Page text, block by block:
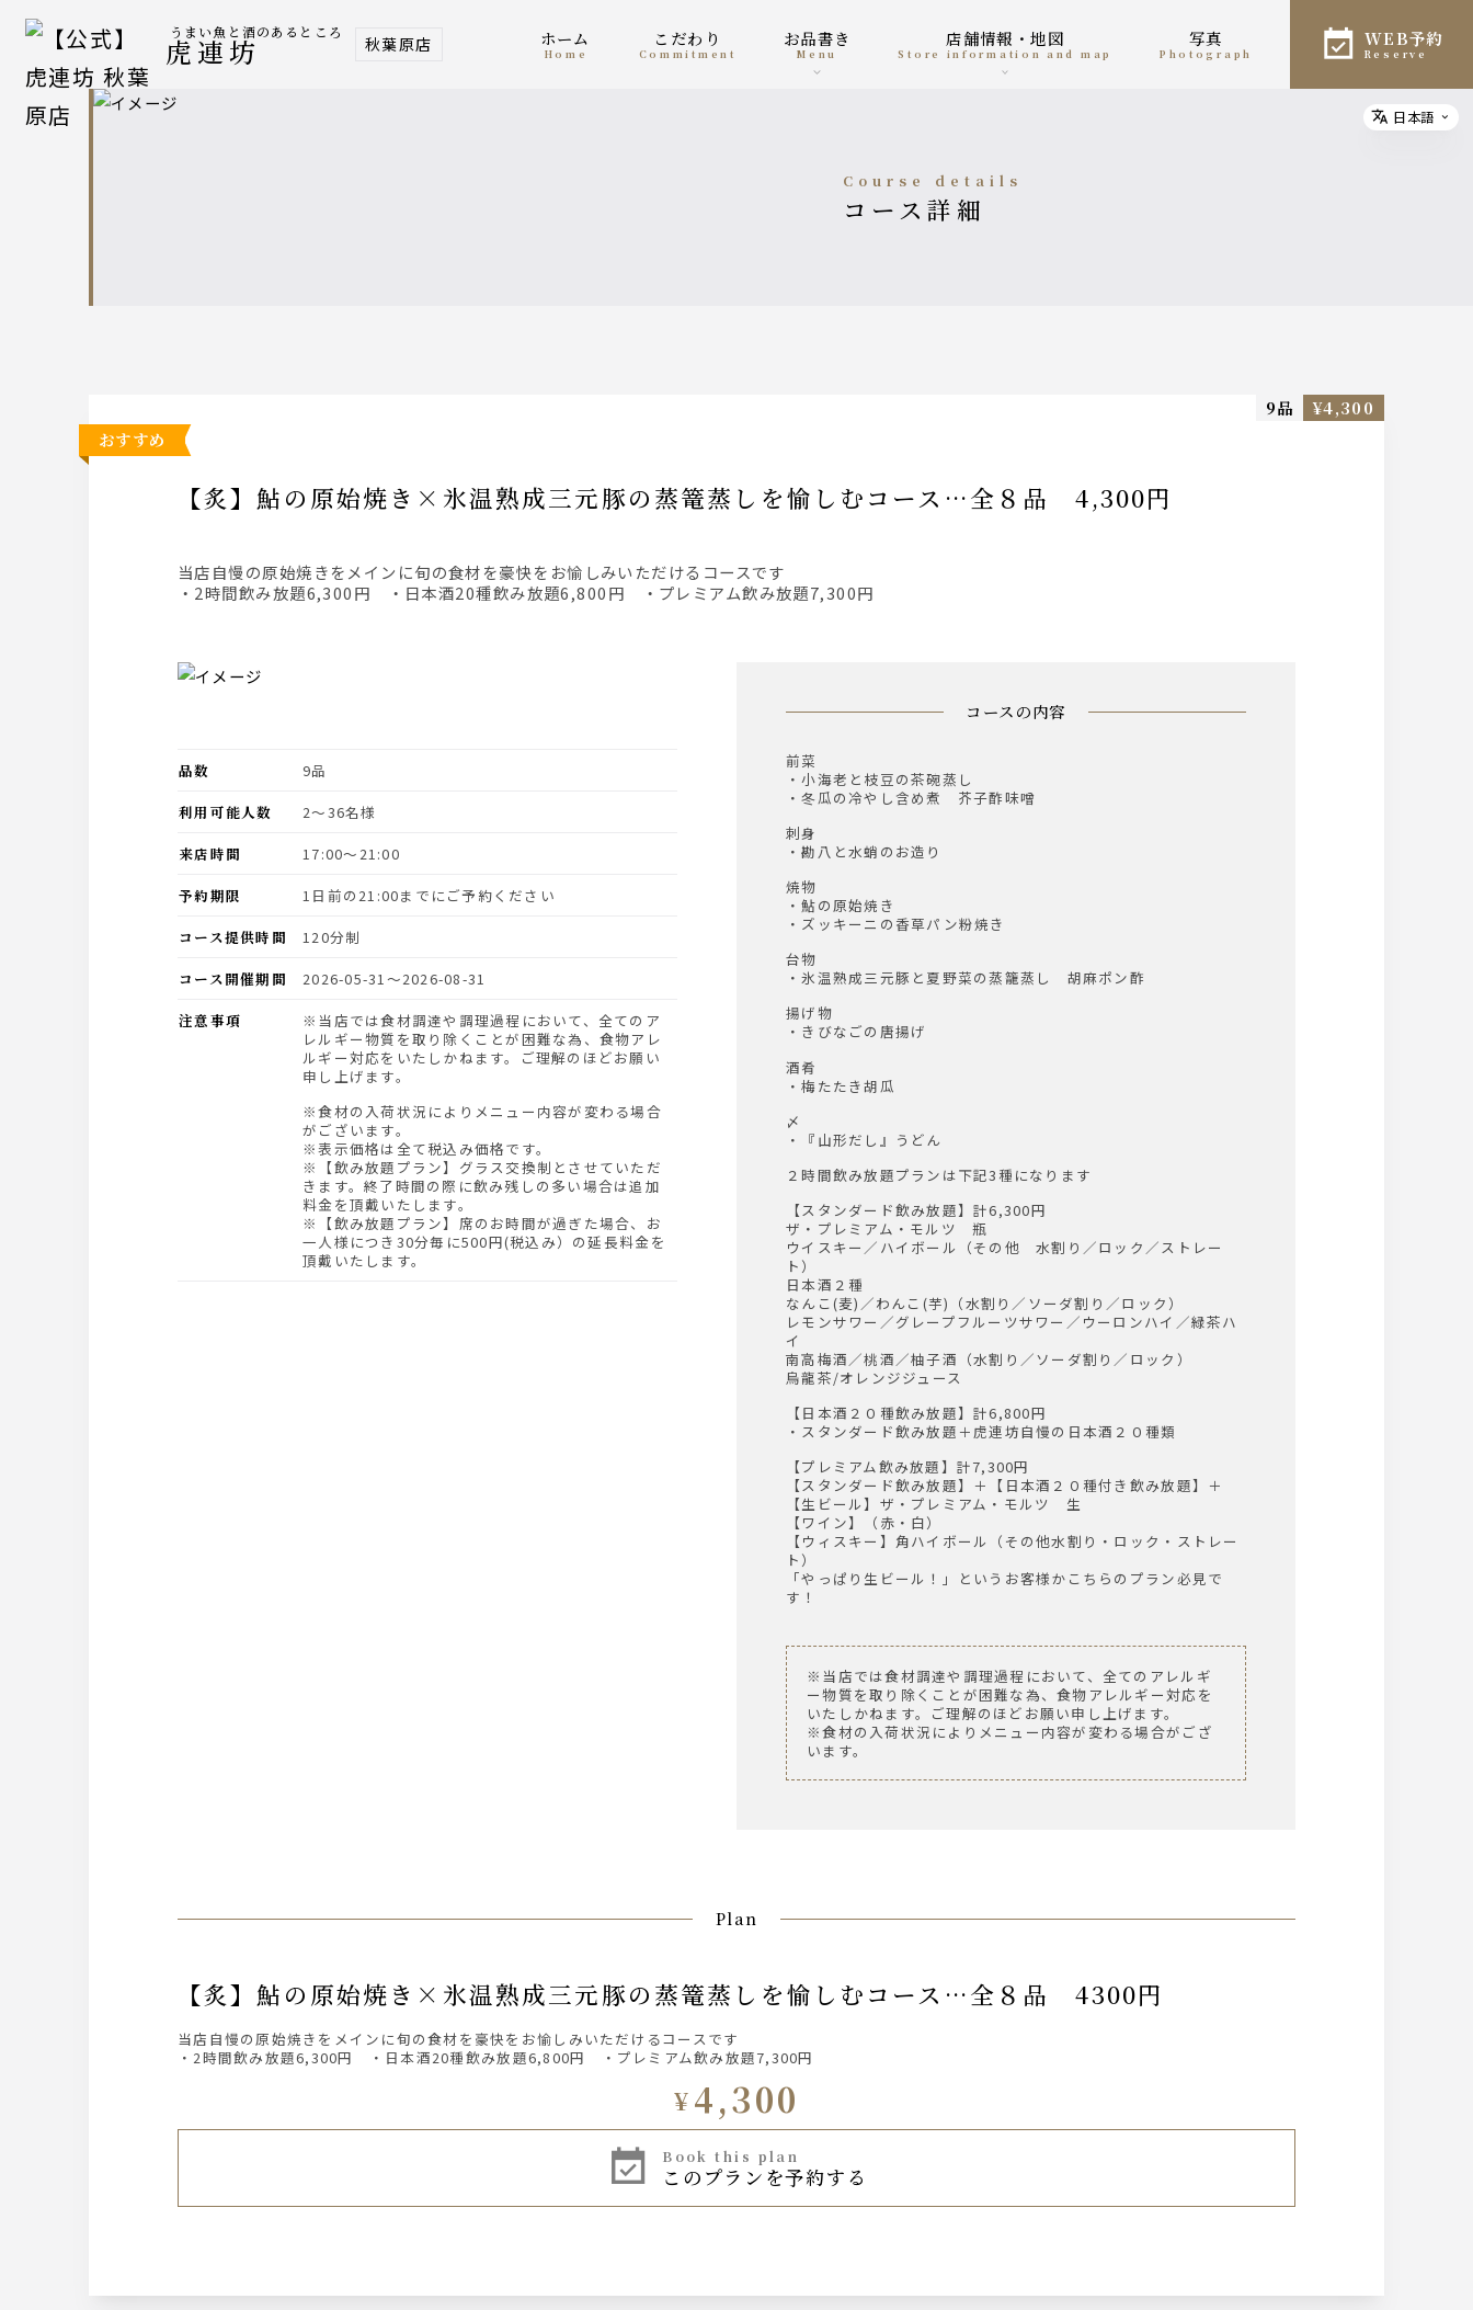
うまい魚と酒のあるところ
虎連坊 秋葉原店 ホーム
home
こだわり
Commitment
お品書き
menu
店舗情報・地図
Store information and map
写真
photograph
WEB予約
reserve
course details
コース詳細
おすすめ
【炙】鮎の原始焼き×氷温熟成三元豚の蒸篭蒸しを愉しむコース…全８品 4,300円
当店自慢の原始焼きをメインに旬の食材を豪快をお愉しみいただけるコースです
・2時間飲み放題6,300円 ・日本酒20種飲み放題6,800円 ・プレミアム飲み放題7,300円
9品 ¥4,300
コースの内容
前菜
・小海老と枝豆の茶碗蒸し
・冬瓜の冷やし含め煮 芥子酢味噌
刺身
・勘八と水蛸のお造り
焼物
・鮎の原始焼き
・ズッキーニの香草パン粉焼き
台物
・氷温熟成三元豚と夏野菜の蒸籠蒸し 胡麻ポン酢
揚げ物
・きびなごの唐揚げ
酒肴
・梅たたき胡瓜
〆
・『山形だし』うどん
２時間飲み放題プランは下記3種になります
【スタンダード飲み放題】計6,300円
ザ・プレミアム・モルツ 瓶
ウイスキー／ハイボール（その他 水割り／ロック／ストレー
ト）
日本酒２種
なんこ(麦)／わんこ(芋)（水割り／ソーダ割り／ロック）
レモンサワー／グレープフルーツサワー／ウーロンハイ／緑茶ハ
イ
南高梅酒／桃酒／柚子酒（水割り／ソーダ割り／ロック）
烏龍茶/オレンジジュース
【日本酒２０種飲み放題】計6,800円
・スタンダード飲み放題＋虎連坊自慢の日本酒２０種類
【プレミアム飲み放題】計7,300円
【スタンダード飲み放題】＋【日本酒２０種付き飲み放題】＋
【生ビール】ザ・プレミアム・モルツ 生
【ワイン】（赤・白）
【ウィスキー】角ハイボール（その他水割り・ロック・ストレー
ト）
「やっぱり生ビール！」というお客様かこちらのプラン必見で
す！
※当店では食材調達や調理過程において、全てのアレルギ
ー物質を取り除くことが困難な為、食物アレルギー対応を
いたしかねます。ご理解のほどお願い申し上げます。
※食材の入荷状況によりメニュー内容が変わる場合がござ
います。
品数
9品
利用可能人数
2〜36名様
来店時間
17:00〜21:00
予約期限
1日前の21:00までにご予約ください
コース提供時間
120分制
コース開催期間
2026-05-31〜2026-08-31
注意事項
※当店では食材調達や調理過程において、全てのア
レルギー物質を取り除くことが困難な為、食物アレ
ルギー対応をいたしかねます。ご理解のほどお願い
申し上げます。
※食材の入荷状況によりメニュー内容が変わる場合
がございます。
※表示価格は全て税込み価格です。
※【飲み放題プラン】グラス交換制とさせていただ
きます。終了時間の際に飲み残しの多い場合は追加
料金を頂戴いたします。
※【飲み放題プラン】席のお時間が過ぎた場合、お
一人様につき30分毎に500円(税込み）の延長料金を
頂戴いたします。
Plan
【炙】鮎の原始焼き×氷温熟成三元豚の蒸篭蒸しを愉しむコース…全８品 4300円
当店自慢の原始焼きをメインに旬の食材を豪快をお愉しみいただけるコースです
・2時間飲み放題6,300円 ・日本酒20種飲み放題6,800円 ・プレミアム飲み放題7,300円
¥4,300
book this plan
このプランを予約する
Select
日本語